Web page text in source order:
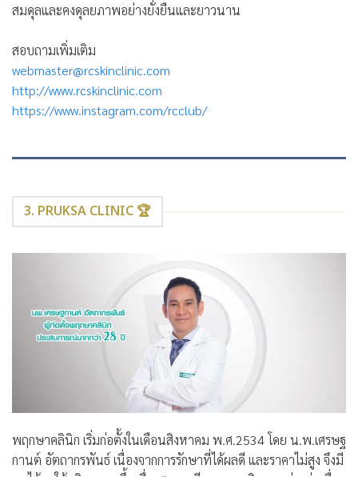
สมดุลและคงดุลยภาพอย่างยั่งยืนและยาวนาน
สอบถามเพิ่มเติม
webmaster@rcskinclinic.com
http://www.rcskinclinic.com
https://www.instagram.com/rcclub/
3. PRUKSA CLINIC 🏆
พฤกษาคลินิก เริ่มก่อตั้งในเดือนสิงหาคม พ.ศ.2534 โดย น.พ.เศรษฐ
กานต์ อัตถากรพันธ์ เนื่องจากการรักษาที่ได้ผลดี และราคาไม่สูง จึงมี